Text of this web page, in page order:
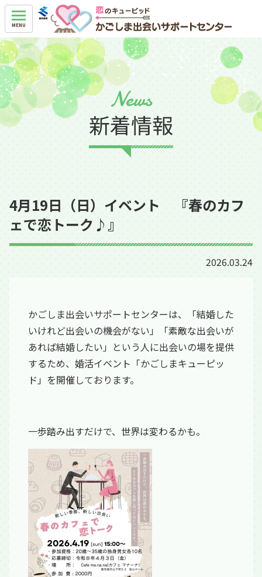
News
新着情報
4月19日（日）イベント 『春のカフ
ェで恋トーク♪』
2026.03.24
かごしま出会いサポートセンターは、「結婚した
いけれど出会いの機会がない」「素敵な出会いが
あれば結婚したい」という人に出会いの場を提供
するため、婚活イベント「かごしまキューピッ
ド」を開催しております。
一歩踏み出すだけで、世界は変わるかも。